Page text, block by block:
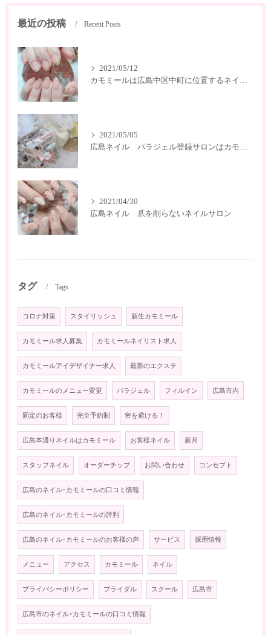
最近の投稿 Recent Posts
2021/05/12
カモミールは広島中区中町に位置するネイルサロン
2021/05/05
広島ネイル パラジェル登録サロンはカモミール
2021/04/30
広島ネイル 爪を削らないネイルサロン
タグ Tags
コロナ対策 スタイリッシュ 新生カモミール
カモミール求人募集 カモミールネイリスト求人
カモミールアイデザイナー求人 最新のエクステ
カモミールのメニュー変更 パラジェル フィルイン 広島市内
固定のお客様 完全予約制 密を避ける！
広島本通りネイルはカモミール お客様ネイル 新月
スタッフネイル オーダーチップ お問い合わせ コンセプト
広島のネイル･カモミールの口コミ情報
広島のネイル･カモミールの評判
広島のネイル･カモミールのお客様の声 サービス 採用情報
メニュー アクセス カモミール ネイル
プライバシーポリシー ブライダル スクール 広島市
広島市のネイル･カモミールの口コミ情報